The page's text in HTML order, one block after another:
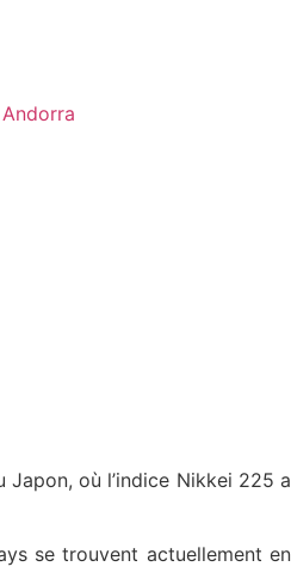
où l’indice Nikkei 225 a
se trouvent actuellement en